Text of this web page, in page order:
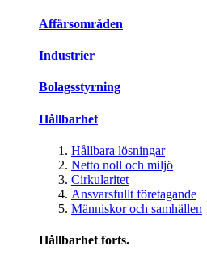
Affärsområden
Industrier
Bolagsstyrning
Hållbarhet
Hållbara lösningar
Netto noll och miljö
Cirkularitet
Ansvarsfullt företagande
Människor och samhällen
Hållbarhet forts.